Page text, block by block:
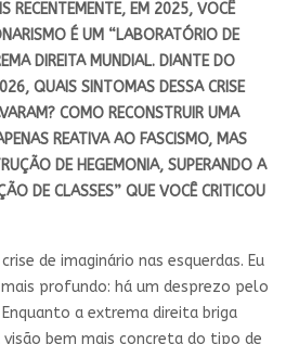
RECENTEMENTE, EM 2025, VOCÊ
É UM “LABORATÓRIO DE
DIREITA MUNDIAL. DIANTE DO
QUAIS SINTOMAS DESSA CRISE
COMO RECONSTRUIR UMA
REATIVA AO FASCISMO, MAS
DE HEGEMONIA, SUPERANDO A
DE CLASSES” QUE VOCÊ CRITICOU
de imaginário nas esquerdas. Eu
profundo: há um desprezo pelo
a extrema direita briga
bem mais concreta do tipo de